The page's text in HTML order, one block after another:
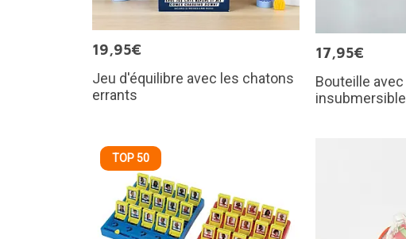
19,95€
Jeu d'équilibre avec les chatons
errants
17,95€
Bouteille
insubmersible
TOP 50